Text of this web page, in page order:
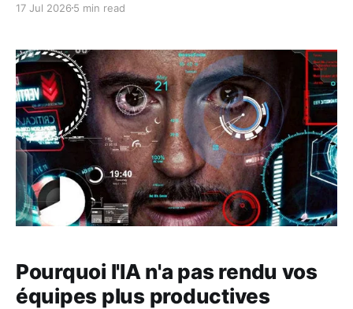
Voici ce que cela veut dire concrètement.
17 Jul 2026 5 min read
Pourquoi l'IA n'a pas rendu vos
équipes plus productives